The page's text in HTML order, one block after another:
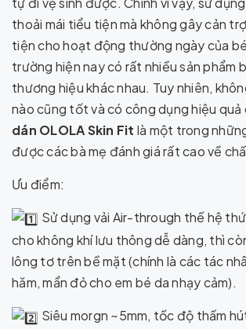
thoải mái tiểu tiện mà không gây cản
tiện cho hoạt động thường ngày của
trường hiện nay có rất nhiều sản phẩm
thương hiệu khác nhau. Tuy nhiên,
nào cũng tốt và có công dụng hiệu quả
dán OLOLA Skin Fit là một trong
được các bà mẹ đánh giá rất cao về
Ưu điểm:
Sử dụng vải Air-through thế hệ
cho không khí lưu thông dễ dàng, thì
lông tơ trên bề mặt (chính là các tác
hăm, mẩn đỏ cho em bé da nhạy cảm).
Siêu morgn ~5mm, tốc độ thấm